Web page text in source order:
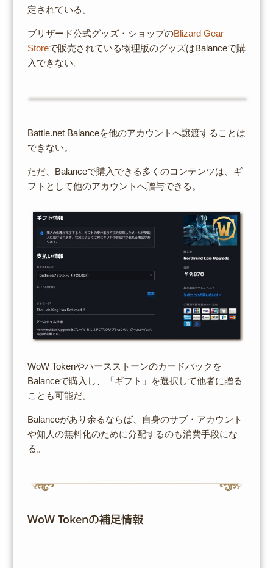
定されている。
ブリザード公式グッズ・ショップのBlizard Gear
Storeで販売されている物理版のグッズはBalanceで購
入できない。
Battle.net Balanceを他のアカウントへ譲渡することは
できない。
ただ、Balanceで購入できる多くのコンテンツは、ギ
フトとして他のアカウントへ贈与できる。
WoW Tokenやハースストーンのカードパックを
Balanceで購入し、「ギフト」を選択して他者に贈る
ことも可能だ。
Balanceがあり余るならば、自身のサブ・アカウント
や知人の無料化のために分配するのも消費手段にな
る。
WoW Tokenの補足情報